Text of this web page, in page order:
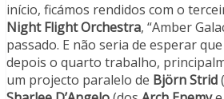
início, ficámos rendidos com o
Night Flight Orchestra, “Amber
passado. E não seria de esperar
depois o quarto trabalho,
um projecto paralelo de Björn Strid